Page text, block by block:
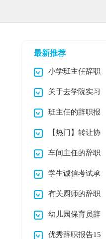
最新推荐
小学班主任辞职
报告汇编10篇
关于去学院实习
报告集合八篇
班主任的辞职报
告范文五篇【热门】转让协
议书模板集锦6篇
车间主任的辞职
报告集合7篇
学生诚信考试承
诺书有关厨师的辞职
报告锦集九篇
幼儿园保育员辞
职信优秀辞职报告15